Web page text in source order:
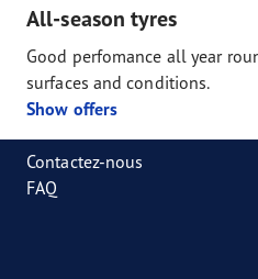
All-season tyres
Good perfomance all year
surfaces and conditions.
Show offers
Contactez-nous
FAQ